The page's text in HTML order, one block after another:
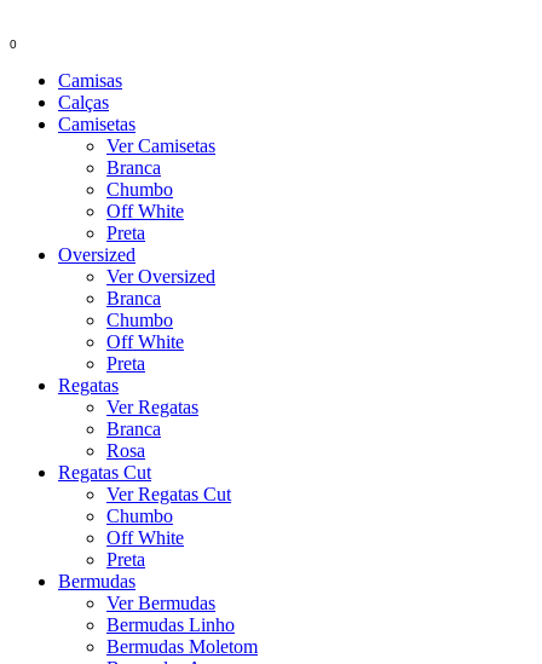
0
Camisas
Calças
Camisetas
Ver Camisetas
Branca
Chumbo
Off White
Preta
Oversized
Ver Oversized
Branca
Chumbo
Off White
Preta
Regatas
Ver Regatas
Branca
Rosa
Regatas Cut
Ver Regatas Cut
Chumbo
Off White
Preta
Bermudas
Ver Bermudas
Bermudas Linho
Bermudas Moletom